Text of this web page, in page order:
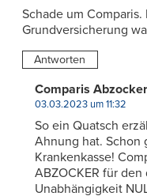
Schade um
Grundversicherung
Antworten
Comparis Abzocker
03.03.2023 um 11:32
So ein Quatsch
Ahnung hat. Schon
Krankenkasse!
ABZOCKER für
Unabhängigkeit